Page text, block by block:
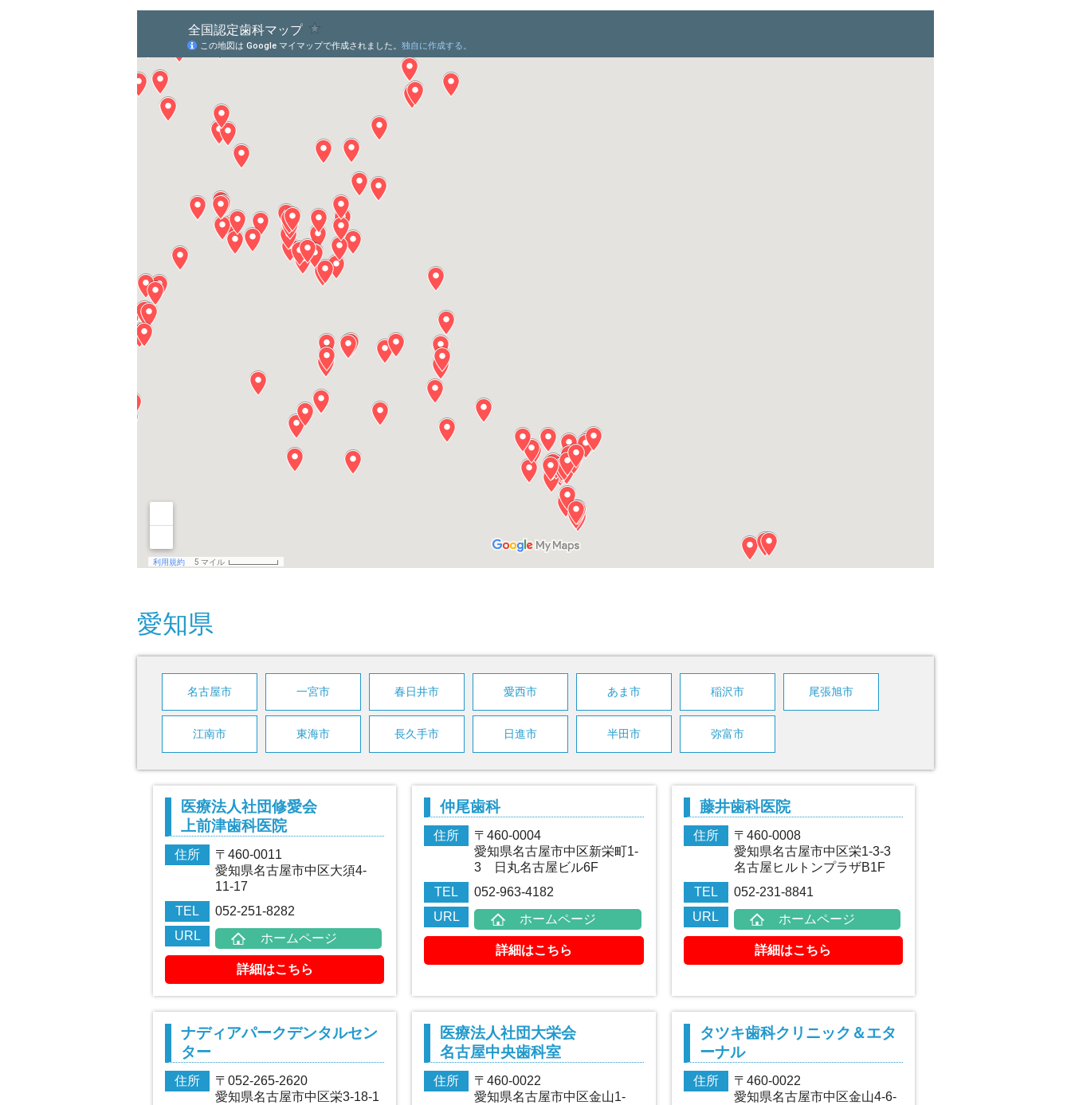
愛知県
名古屋市 一宮市 春日井市 愛西市 あま市 稲沢市 尾張旭市
江南市 東海市 長久手市 日進市 半田市 弥富市
医療法人社団修愛会
上前津歯科医院
住所
〒460-0011
愛知県名古屋市中区大須4-
11-17
TEL
052-251-8282
URL
ホームページ
詳細はこちら
仲尾歯科
住所
〒460-0004
愛知県名古屋市中区新栄町1-
3 日丸名古屋ビル6F
TEL
052-963-4182
URL
ホームページ
詳細はこちら
藤井歯科医院
住所
〒460-0008
愛知県名古屋市中区栄1-3-3
名古屋ヒルトンプラザB1F
TEL
052-231-8841
URL
ホームページ
詳細はこちら
ナディアパークデンタルセン
ター
住所
〒052-265-2620
愛知県名古屋市中区栄3-18-1
医療法人社団大栄会
名古屋中央歯科室
住所
〒460-0022
愛知県名古屋市中区金山1-
タツキ歯科クリニック＆エタ
ーナル
住所
〒460-0022
愛知県名古屋市中区金山4-6-